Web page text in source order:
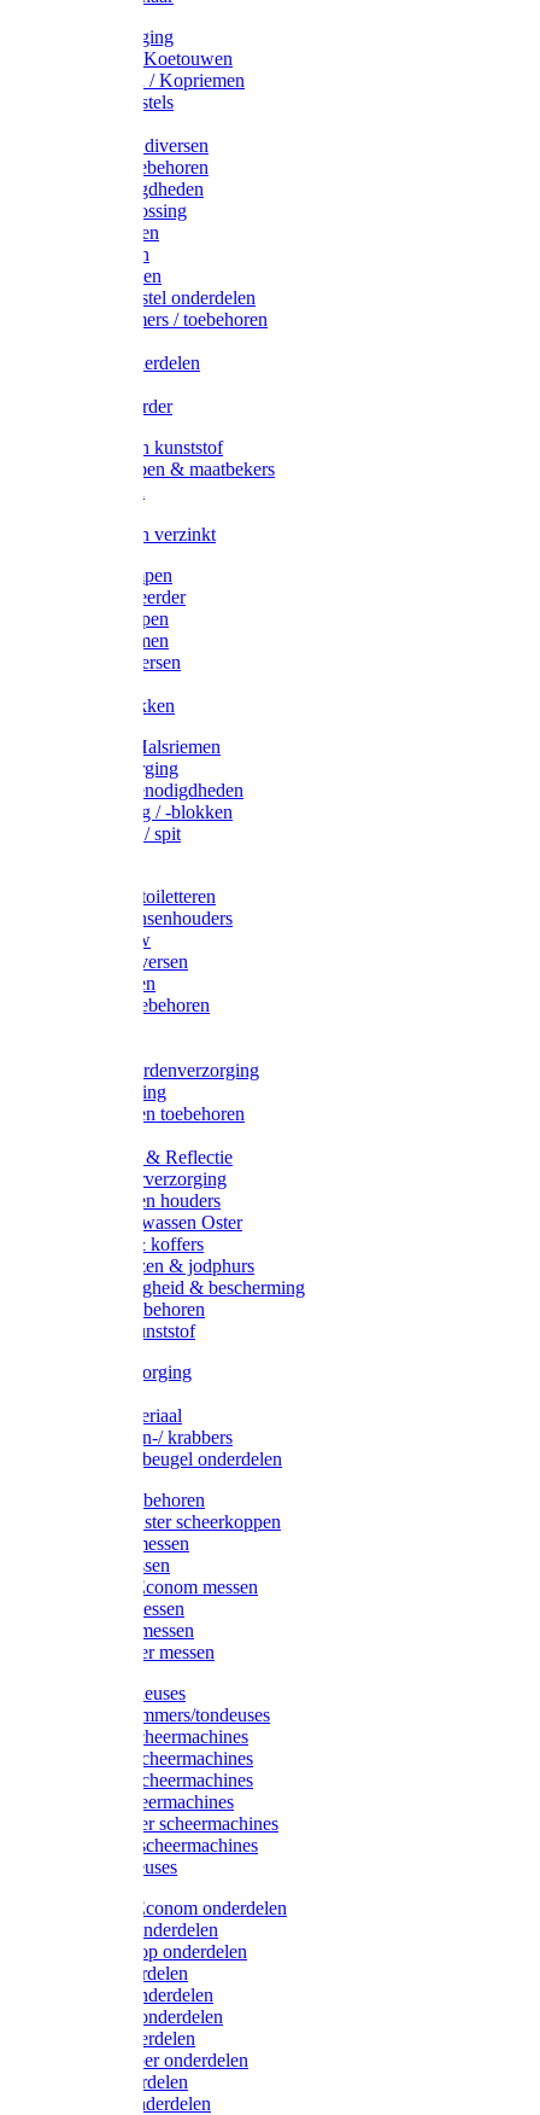
Uierverzorging
Halsters & Koetouwen
Halsriemen / Kopriemen
Koerugborstels
Koe / Stier diversen
Melkers toebehoren
Stalbenodigdheden
Kalververlossing
Stierenringen
Onthoornen
Kalverflessen
Koerugborstel onderdelen
Kalveremmers / toebehoren
Koelift onderdelen
Uieronthaarder
Voerbakken kunststof
Voerscheppen & maatbekers
Voerbakken verzinkt
Warmtelampen
Staartcoupeerder
Biggenkappen
Neuskrammen
Varken diversen
Varkensbakken
Halsters / Halsriemen
Hoefverzorging
Lammer benodigdheden
Ramdektuig / -blokken
Vastzetpen / spit
Poetsen & toiletteren
Zadel-/Trensenhouders
Halstertouw
Halsters diversen
Hoofdstellen
Zadel & toebehoren
Rapide paardenverzorging
Ruiter kleding
Hoofdstellen toebehoren
Verlichting & Reflectie
Rapide leerverzorging
Likstenen en houders
Poetsen & wassen Oster
Poetssets & koffers
Ruiter laarzen & jodphurs
Ruiter veiligheid & bescherming
Ruiter - toebehoren
Voerbak kunststof
Klauwverzorging
Injectiemateriaal
Hoefmessen-/ krabbers
Hoefbekapbeugel onderdelen
Messen toebehoren
Moser & Oster scheerkoppen
Hauptner messen
Liscop messen
Aesculap/Econom messen
Heiniger messen
Constanta messen
FarmClipper messen
Moser tondeuses
Overige trimmers/tondeuses
Heiniger scheermachines
Hauptner scheermachines
Aesculap scheermachines
Liscop scheermachines
FarmClipper scheermachines
Constanta scheermachines
Wahl tondeuses
Aesculap/Econom onderdelen
Hauptner onderdelen
Lister/Liscop onderdelen
Eider onderdelen
Heiniger onderdelen
Constanta onderdelen
Moser onderdelen
Farm Clipper onderdelen
Oster onderdelen
TailWell onderdelen